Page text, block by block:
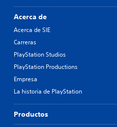
Acerca de
Acerca de SIE
Carreras
PlayStation Studios
PlayStation Productions
Empresa
La historia de PlayStation
Productos